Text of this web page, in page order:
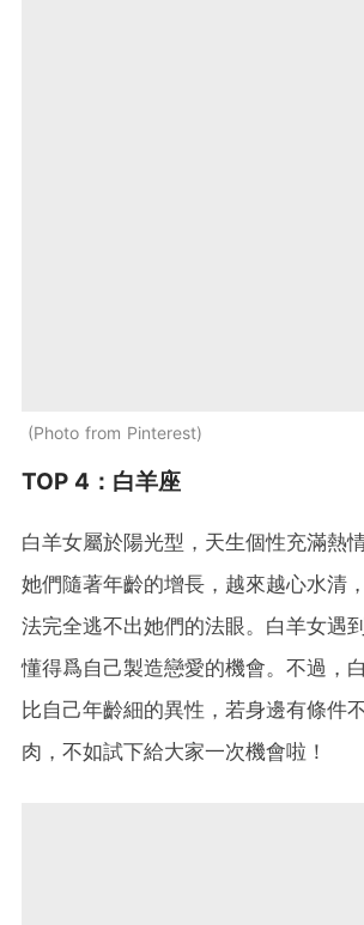
Photo from Pinterest
TOP 4：白羊座
白羊女屬於陽光型，天生個性充滿熱
她們隨著年齡的增長，越來越心水清
法完全逃不出她們的法眼。白羊女遇
懂得爲自己製造戀愛的機會。不過，
比自己年齡細的異性，若身邊有條件
肉，不如試下給大家一次機會啦！